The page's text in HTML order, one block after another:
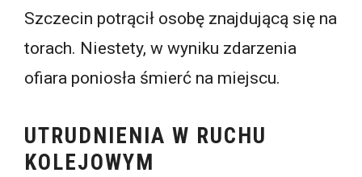
Szczecin potrącił osobę znajdującą się na
torach. Niestety, w wyniku zdarzenia
ofiara poniosła śmierć na miejscu.
UTRUDNIENIA W RUCHU
KOLEJOWYM